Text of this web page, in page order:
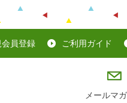
会員登録 ご利用ガイド
メールマ